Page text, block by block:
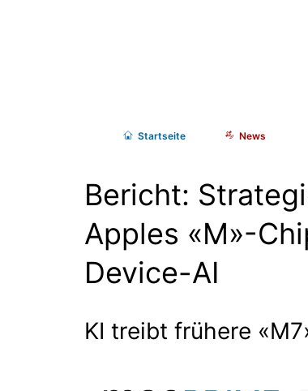
Startseite News
Bericht:
Apples «M»-
Device-AI
KI treibt frühere